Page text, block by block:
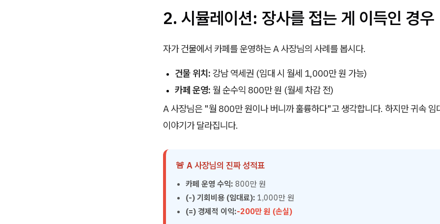
2. 시뮬레이션: 장사를 접는 게 이득인 경우
자가 건물에서 카페를 운영하는 A 사장님의 사례를 봅시다.
건물 위치: 강남 역세권 (임대 시 월세 1,000만 원 가능)
카페 운영: 월 순수익 800만 원 (월세 차감 전)
A 사장님은 "월 800만 원이나 버니까 훌륭하다"고 생각합니다. 하지만 귀속 임
이야기가 달라집니다.
🚨 A 사장님의 진짜 성적표
카페 운영 수익: 800만 원
(-) 기회비용 (임대료): 1,000만 원
(=) 경제적 이익:-200만 원 (손실)